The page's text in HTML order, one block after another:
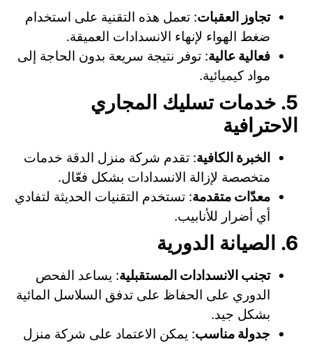
تجاوز العقبات: تعمل هذه التقنية على استخدام
ضغط الهواء لإنهاء الانسدادات العميقة.
فعالية عالية: توفر نتيجة سريعة بدون الحاجة إلى
مواد كيميائية.
5. خدمات تسليك المجاري
الاحترافية
الخبرة الكافية: تقدم شركة منزل الدقة خدمات
متخصصة لإزالة الانسدادات بشكل فعّال.
معدّات متقدمة: تستخدم التقنيات الحديثة لتفادي
أي أضرار للأنابيب.
6. الصيانة الدورية
تجنب الانسدادات المستقبلية: يساعد الفحص
الدوري على الحفاظ على تدفق السلاسل المائية
بشكل جيد.
جدولة مناسب: يمكن الاعتماد على شركة منزل